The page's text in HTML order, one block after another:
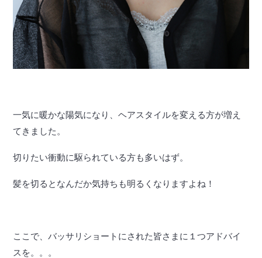
一気に暖かな陽気になり、ヘアスタイルを変える方が増え
てきました。
切りたい衝動に駆られている方も多いはず。
髪を切るとなんだか気持ちも明るくなりますよね！
ここで、バッサリショートにされた皆さまに１つアドバイ
スを。。。